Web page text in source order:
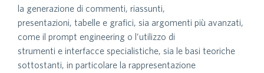
la generazione di commenti, riassunti,
presentazioni, tabelle e grafici, sia argomenti più avanzati,
come il prompt engineering o l’utilizzo di
strumenti e interfacce specialistiche, sia le basi teoriche
sottostanti, in particolare la rappresentazione